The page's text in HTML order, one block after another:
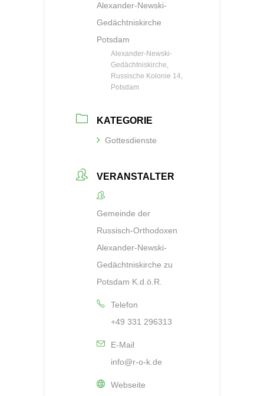
Alexander-Newski-
Gedächtniskirche
Potsdam
Alexander-Newski-
Gedächtniskirche,
Russische Kolonie 14,
Potsdam
KATEGORIE
Gottesdienste
VERANSTALTER
Gemeinde der
Russisch-Orthodoxen
Alexander-Newski-
Gedächtniskirche zu
Potsdam K.d.ö.R.
Telefon
+49 331 296313
E-Mail
info@r-o-k.de
Webseite